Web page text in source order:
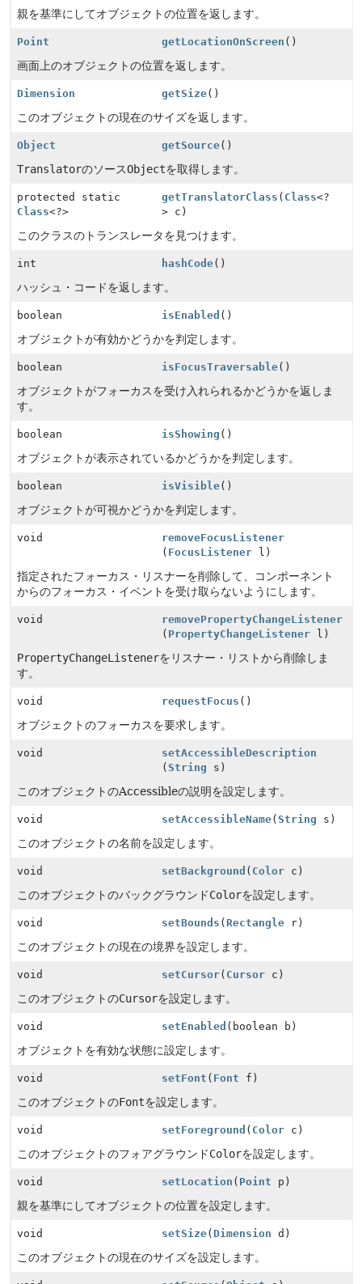
親を基準にしてオブジェクトの位置を返します。
Point getLocationOnScreen ()
画面上のオブジェクトの位置を返します。
Dimension getSize()
このオブジェクトの現在のサイズを返します。
Object getSource()
TranslatorのソースObjectを取得します。
protected static
Class<?>
getTranslatorClass ( Class<?
> c)
このクラスのトランスレータを見つけます。
int hashCode()
ハッシュ・コードを返します。
boolean isEnabled ()
オブジェクトが有効かどうかを判定します。
boolean isFocusTraversable()
オブジェクトがフォーカスを受け入れられるかどうかを返しま
す。
boolean isShowing ()
オブジェクトが表示されているかどうかを判定します。
boolean isVisible()
オブジェクトが可視かどうかを判定します。
void
removeFocusListener
( FocusListener l)
指定されたフォーカス・リスナーを削除して、コンポーネント
からのフォーカス・イベントを受け取らないようにします。
void
removePropertyChangeListener
( PropertyChangeListener l)
PropertyChangeListenerをリスナー・リストから削除しま
す。
void requestFocus ()
オブジェクトのフォーカスを要求します。
void
setAccessibleDescription
(String s)
このオブジェクトのAccessibleの説明を設定します。
void setAccessibleName(String s)
このオブジェクトの名前を設定します。
void setBackground ( Color c)
このオブジェクトのバックグラウンドColorを設定します。
void setBounds (Rectangle r)
このオブジェクトの現在の境界を設定します。
void setCursor( Cursor c)
このオブジェクトのCursorを設定します。
void setEnabled (boolean b)
オブジェクトを有効な状態に設定します。
void setFont ( Font f)
このオブジェクトのFontを設定します。
void setForeground ( Color c)
このオブジェクトのフォアグラウンドColorを設定します。
void setLocation ( Point p)
親を基準にしてオブジェクトの位置を設定します。
void setSize(Dimension d)
このオブジェクトの現在のサイズを設定します。